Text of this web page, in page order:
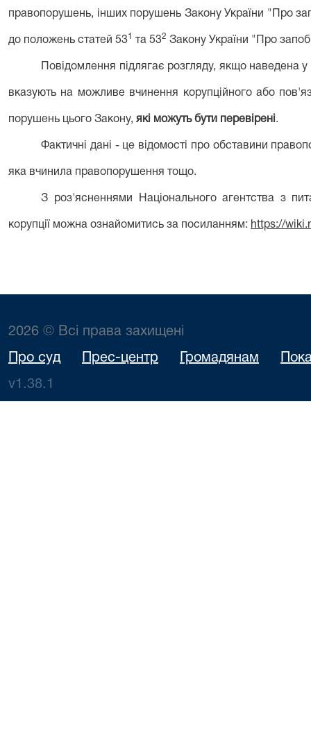
правопорушень, інших порушень Закону України "Про
до положень статей 531 та 532 Закону України "Про
Повідомлення підлягає розгляду, якщо наведена
вказують на можливе вчинення корупційного або
порушень цього Закону, які можуть бути перевірені .
Фактичні дані - це відомості про обставини
яка вчинила правопорушення тощо.
З роз'ясненнями Національного агентства з
корупції можна ознайомитись за посиланням: https://
2026 © Всі права захищені
Про суд Прес-центр Громадянам
v1.38.1